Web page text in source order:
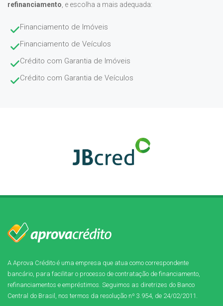
refinanciamento , e escolha a mais adequada:
Financiamento de Imóveis
Financiamento de Veículos
Crédito com Garantia de Imóveis
Crédito com Garantia de Veículos
A Aprova Crédito é uma empresa que atua como correspondente
bancário, para facilitar o processo de contratação de financiamento,
refinanciamentos e empréstimos. Seguimos as diretrizes do Banco
Central do Brasil, nos termos da resolução nº 3.954, de 24/02/2011.